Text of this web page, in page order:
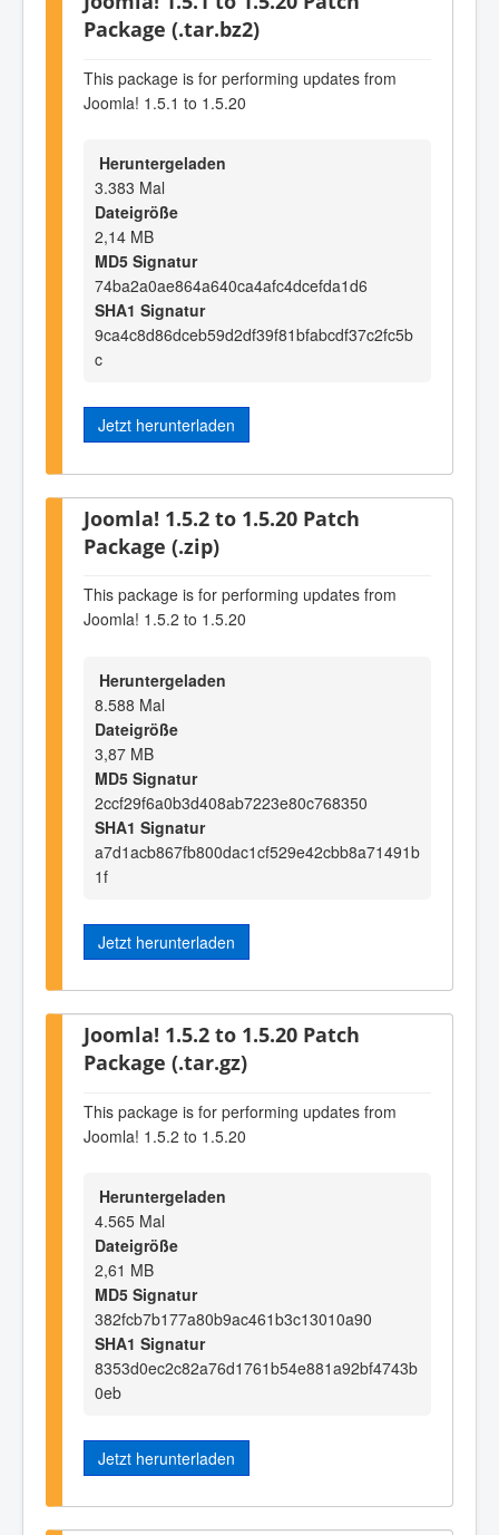
Package (.tar.bz2)
This package is for performing updates from
Joomla! 1.5.1 to 1.5.20
Heruntergeladen
3.383 Mal
Dateigröße
2,14 MB
MD5 Signatur
74ba2a0ae864a640ca4afc4dcefda1d6
SHA1 Signatur
9ca4c8d86dceb59d2df39f81bfabcdf37c2fc5b
c
Jetzt herunterladen
Joomla! 1.5.2 to 1.5.20 Patch
Package (.zip)
This package is for performing updates from
Joomla! 1.5.2 to 1.5.20
Heruntergeladen
8.588 Mal
Dateigröße
3,87 MB
MD5 Signatur
2ccf29f6a0b3d408ab7223e80c768350
SHA1 Signatur
a7d1acb867fb800dac1cf529e42cbb8a71491b
1f
Jetzt herunterladen
Joomla! 1.5.2 to 1.5.20 Patch
Package (.tar.gz)
This package is for performing updates from
Joomla! 1.5.2 to 1.5.20
Heruntergeladen
4.565 Mal
Dateigröße
2,61 MB
MD5 Signatur
382fcb7b177a80b9ac461b3c13010a90
SHA1 Signatur
8353d0ec2c82a76d1761b54e881a92bf4743b
0eb
Jetzt herunterladen